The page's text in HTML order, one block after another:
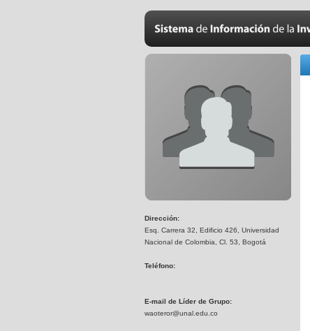
Dirección:
Esq. Carrera 32, Edificio 426, Universidad
Nacional de Colombia, Cl. 53, Bogotá
Teléfono:
E-mail de Líder de Grupo:
waoteror@unal.edu.co